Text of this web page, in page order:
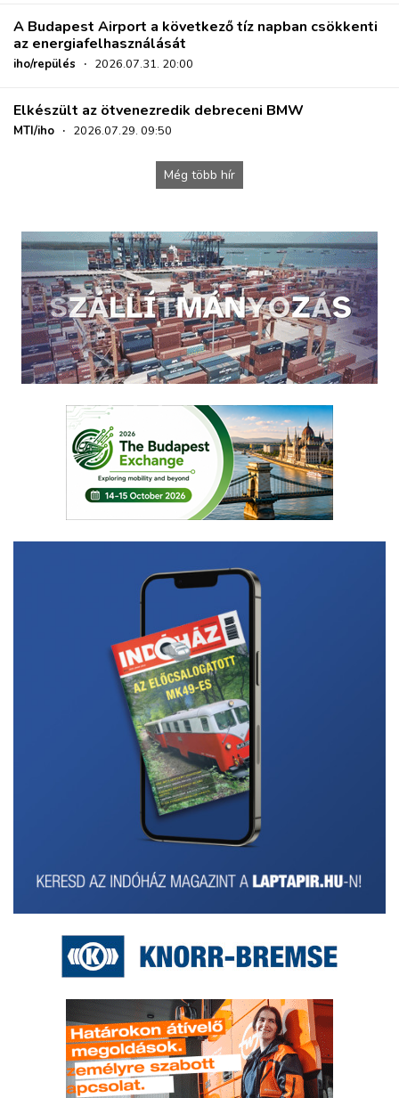
A Budapest Airport a következő tíz napban csökkenti
az energiafelhasználását
iho/repülés · 2026.07.31. 20:00
Elkészült az ötvenezredik debreceni BMW
MTI/iho · 2026.07.29. 09:50
Még több hír